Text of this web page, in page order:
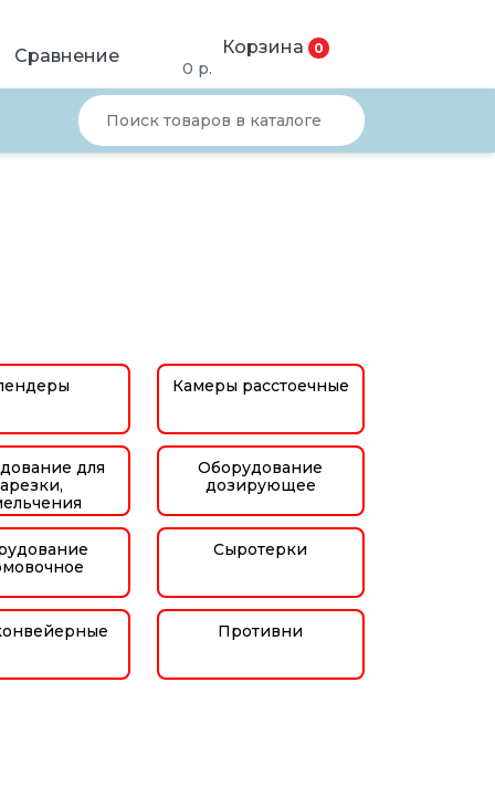
Сравнение Корзина 0
0 р.
Камеры расстоечные
для
Оборудование
дозирующее
Сыротерки
Противни